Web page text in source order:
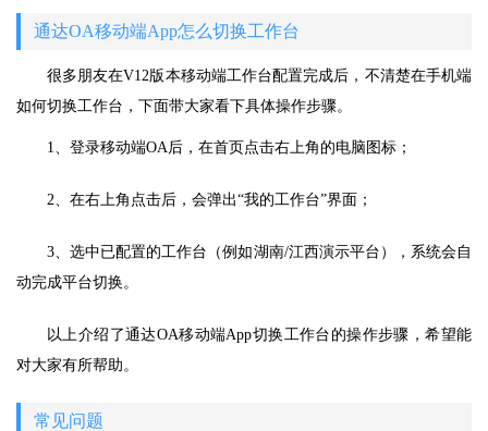
通达OA移动端App怎么切换工作台
很多朋友在V12版本移动端工作台配置完成后，不清楚在手机端
如何切换工作台，下面带大家看下具体操作步骤。
1、登录移动端OA后，在首页点击右上角的电脑图标；
2、在右上角点击后，会弹出“我的工作台”界面；
3、选中已配置的工作台（例如湖南/江西演示平台），系统会自
动完成平台切换。
以上介绍了通达OA移动端App切换工作台的操作步骤，希望能
对大家有所帮助。
常见问题